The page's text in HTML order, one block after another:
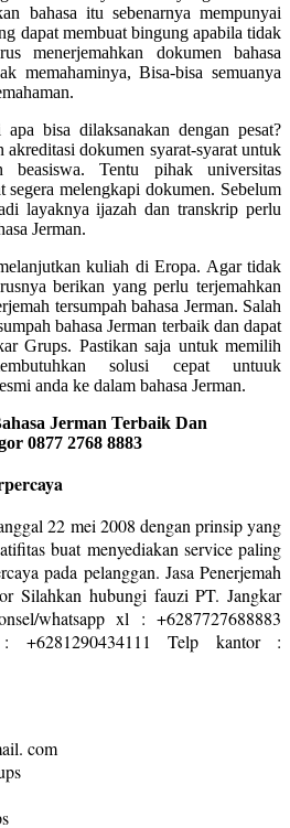
bahasa itu sebenarnya mempunyai
dapat membuat bingung apabila tidak
menerjemahkan dokumen bahasa
memahaminya, Bisa-bisa semuanya
bisa dilaksanakan dengan pesat?
dokumen syarat-syarat untuk
beasiswa. Tentu pihak universitas
segera melengkapi dokumen. Sebelum
layaknya ijazah dan transkrip perlu
Jerman.
kuliah di Eropa. Agar tidak
berikan yang perlu terjemahkan
tersumpah bahasa Jerman. Salah
bahasa Jerman terbaik dan dapat
Grups. Pastikan saja untuk memilih
solusi cepat untuuk
anda ke dalam bahasa Jerman.
Jerman Terbaik Dan
0877 2768 8883
22 mei 2008 dengan prinsip yang
buat menyediakan service paling
pada pelanggan. Jasa Penerjemah
Silahkan hubungi fauzi PT. Jangkar
whatsapp xl : +6287727688883
: +6281290434111 Telp kantor :
com